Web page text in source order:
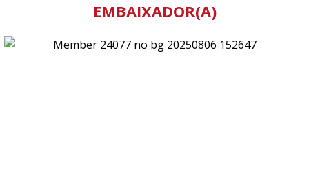
EMBAIXADOR(A)